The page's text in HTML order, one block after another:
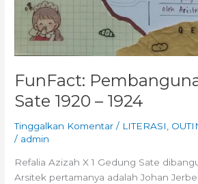
FunFact:
Sate 1920 – 1924
Tinggalkan Komentar / LITERASI
/ admin
Refalia Azizah X 1 Gedung Sate
Arsitek pertamanya adalah Johan